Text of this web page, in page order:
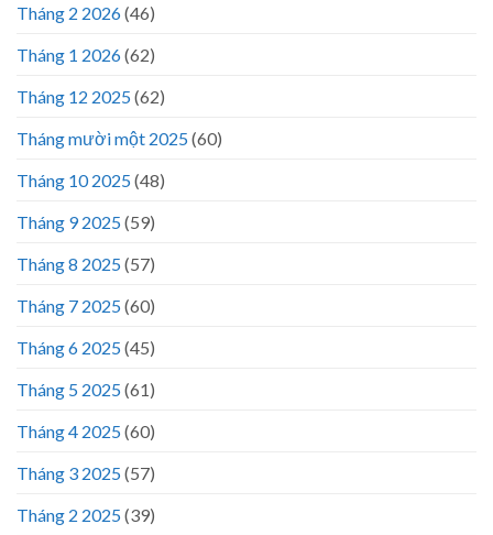
Tháng 2 2026(46)
Tháng 1 2026(62)
Tháng 12 2025(62)
Tháng mười một 2025(60)
Tháng 10 2025(48)
Tháng 9 2025(59)
Tháng 8 2025(57)
Tháng 7 2025(60)
Tháng 6 2025(45)
Tháng 5 2025(61)
Tháng 4 2025(60)
Tháng 3 2025(57)
Tháng 2 2025(39)